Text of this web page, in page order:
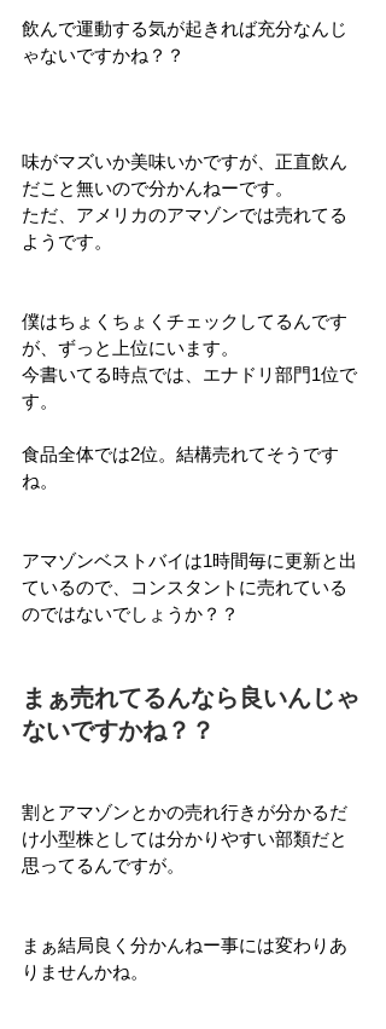
飲んで運動する気が起きれば充分なんじ
ゃないですかね？？
味がマズいか美味いかですが、正直飲ん
だこと無いので分かんねーです。
ただ、アメリカのアマゾンでは売れてる
ようです。
僕はちょくちょくチェックしてるんです
が、ずっと上位にいます。
今書いてる時点では、エナドリ部門1位で
す。
食品全体では2位。結構売れてそうです
ね。
アマゾンベストバイは1時間毎に更新と出
ているので、コンスタントに売れている
のではないでしょうか？？
まぁ売れてるんなら良いんじゃ
ないですかね？？
割とアマゾンとかの売れ行きが分かるだ
け小型株としては分かりやすい部類だと
思ってるんですが。
まぁ結局良く分かんねー事には変わりあ
りませんかね。